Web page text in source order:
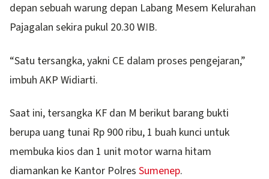
depan sebuah warung depan Labang Mesem Kelurahan
Pajagalan sekira pukul 20.30 WIB.
“Satu tersangka, yakni CE dalam proses pengejaran,”
imbuh AKP Widiarti.
Saat ini, tersangka KF dan M berikut barang bukti
berupa uang tunai Rp 900 ribu, 1 buah kunci untuk
membuka kios dan 1 unit motor warna hitam
diamankan ke Kantor Polres Sumenep.